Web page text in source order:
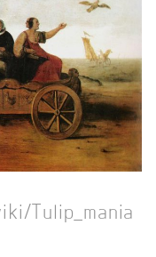
Tulip_mania